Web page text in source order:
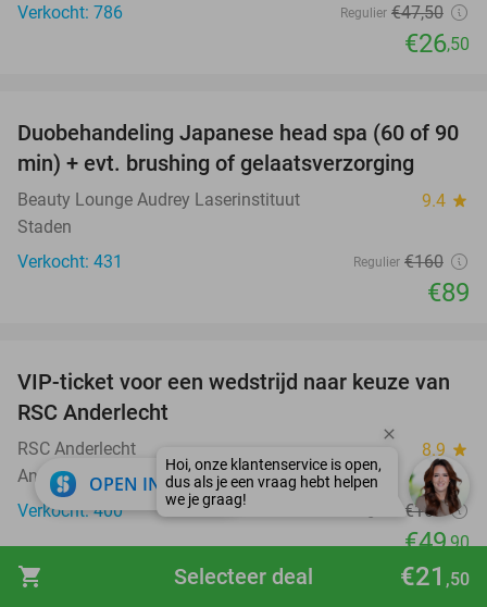
shopping_cart €21 ,50
Selecteer deal
Verkocht: 786
Regulier €47,50
€26,50
44%
Duobehandeling Japanese head spa (60 of 90
min) + evt. brushing of gelaatsverzorging
Beauty Lounge Audrey Laserinstituut 9.4 star
Staden
Verkocht: 431
Regulier €160
€89
70%
OUT
VIP-ticket voor een wedstrijd naar keuze van
RSC Anderlecht
RSC Anderlecht 8.9 star
Anderlecht
Verkocht: 400
€165
€49,90
favorite_border
OPEN IN APP close